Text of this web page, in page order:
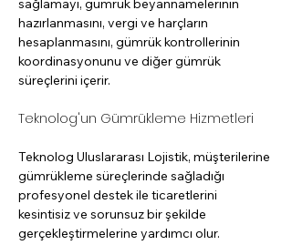
sağlamayı, gümrük beyannamelerinin
hazırlanmasını, vergi ve harçların
hesaplanmasını, gümrük kontrollerinin
koordinasyonunu ve diğer gümrük
süreçlerini içerir.
Teknolog'un Gümrükleme Hizmetleri
Teknolog Uluslararası Lojistik, müşterilerine
gümrükleme süreçlerinde sağladığı
profesyonel destek ile ticaretlerini
kesintisiz ve sorunsuz bir şekilde
gerçekleştirmelerine yardımcı olur.